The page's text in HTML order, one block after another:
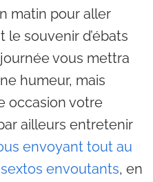
matin pour aller
souvenir d’ébats
vous mettra
humeur, mais
occasion votre
ailleurs entretenir
envoyant tout au
envoutants, en